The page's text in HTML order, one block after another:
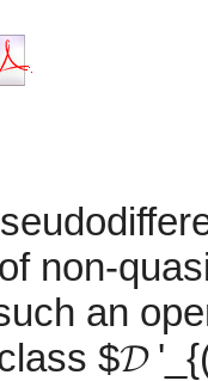
non-
an
$𝓓